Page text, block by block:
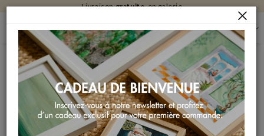
Livraisongratuiteen galerie
PETIT LEXIQUE DE L'ART
- PETIT LEXIQUE DE L'ART -
Quelques mots couramment
employés et leurs définitions
pour mieux comprendre l’art !